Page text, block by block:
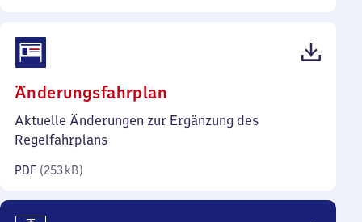
Änderungsfahrplan
253
Aktuelle Änderungen zur Ergänzung des
Regelfahrplans
PDF (253 kB)